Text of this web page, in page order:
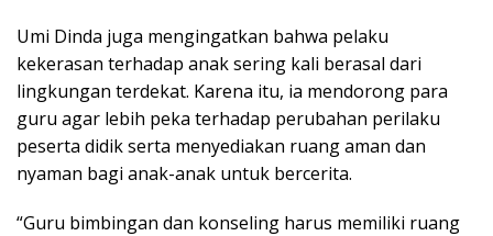
Umi Dinda juga mengingatkan bahwa pelaku
kekerasan terhadap anak sering kali berasal dari
lingkungan terdekat. Karena itu, ia mendorong para
guru agar lebih peka terhadap perubahan perilaku
peserta didik serta menyediakan ruang aman dan
nyaman bagi anak-anak untuk bercerita.
“Guru bimbingan dan konseling harus memiliki ruang